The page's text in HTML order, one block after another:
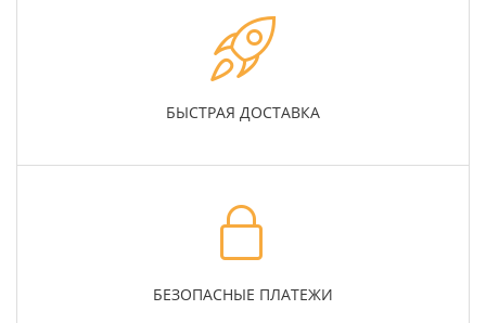
БЫСТРАЯ ДОСТАВКА
БЕЗОПАСНЫЕ ПЛАТЕЖИ